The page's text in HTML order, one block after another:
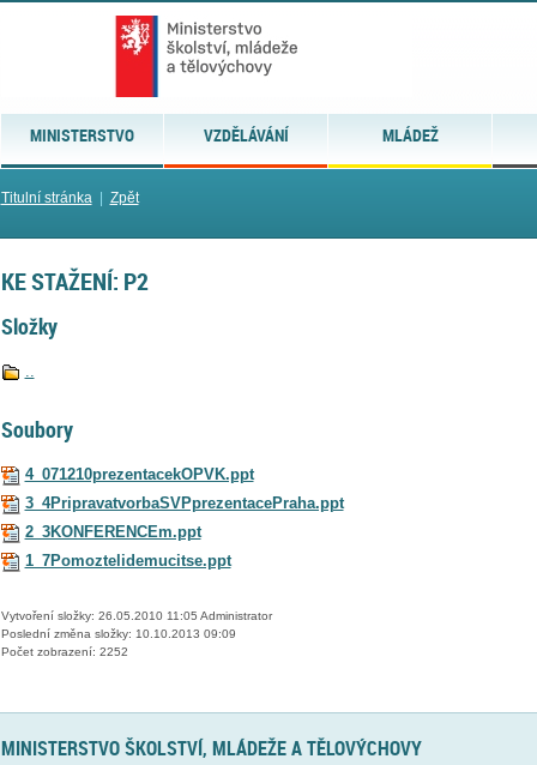
MINISTERSTVO VZDĚLÁVÁNÍ MLÁDEŽ
Titulní stránka| Zpět
KE STAŽENÍ: P2
Složky
..
Soubory
4_071210prezentacekOPVK.ppt
3_4PripravatvorbaSVPprezentacePraha.ppt
2_3KONFERENCEm.ppt
1_7Pomoztelidemucitse.ppt
Vytvoření složky: 26.05.2010 11:05 Administrator
Poslední změna složky: 10.10.2013 09:09
Počet zobrazení: 2252
MINISTERSTVO ŠKOLSTVÍ, MLÁDEŽE A TĚLOVÝCHOVY